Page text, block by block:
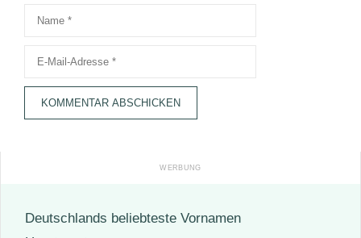
Name
Deutschlands beliebteste Vornamen